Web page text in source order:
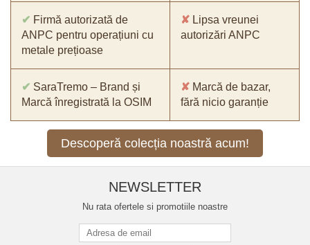
✔ Firmă autorizată de
ANPC pentru operațiuni cu
metale prețioase
✘ Lipsa vreunei
autorizări ANPC
✔ SaraTremo – Brand și
Marcă înregistrată la OSIM
✘ Marcă de bazar,
fără nicio garanție
Descoperă colecția noastră acum!
NEWSLETTER
Nu rata ofertele si promotiile noastre